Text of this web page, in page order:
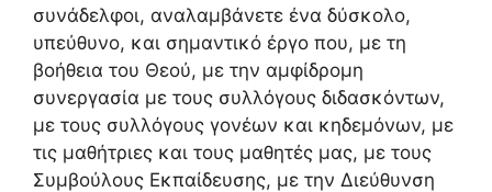
συνάδελφοι, αναλαμβάνετε ένα δύσκολο,
υπεύθυνο, και σημαντικό έργο που, με τη
βοήθεια του Θεού, με την αμφίδρομη
συνεργασία με τους συλλόγους διδασκόντων,
με τους συλλόγους γονέων και κηδεμόνων, με
τις μαθήτριες και τους μαθητές μας, με τους
Συμβούλους Εκπαίδευσης, με την Διεύθυνση